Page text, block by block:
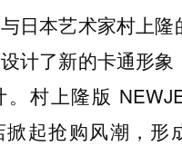
日本艺术家村上隆
计了新的卡通形象
村上隆版
起抢购风潮，形